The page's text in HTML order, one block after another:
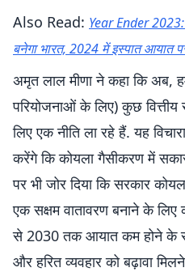
Also Read: Year Ender 2023:
बनेगा भारत, 2024 में इस्पात आयात
अमृत लाल मीणा ने कहा कि अब,
परियोजनाओं के लिए) कुछ
लिए एक नीति ला रहे हैं. यह
करेंगे कि कोयला गैसीकरण में
पर भी जोर दिया कि सरकार
एक सक्षम वातावरण बनाने के
से 2030 तक आयात कम होने के
और हरित व्यवहार को बढ़ावा